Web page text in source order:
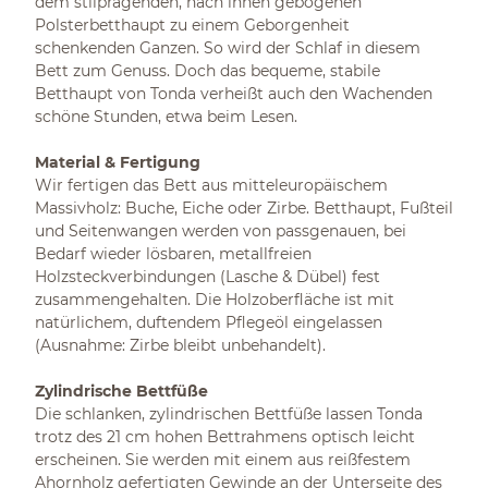
Polsterbetthaupt zu einem Geborgenheit
schenkenden Ganzen. So wird der Schlaf in diesem
Bett zum Genuss. Doch das bequeme, stabile
Betthaupt von Tonda verheißt auch den Wachenden
schöne Stunden, etwa beim Lesen.
Material & Fertigung
Wir fertigen das Bett aus mitteleuropäischem
Massivholz: Buche, Eiche oder Zirbe. Betthaupt, Fußteil
und Seitenwangen werden von passgenauen, bei
Bedarf wieder lösbaren, metallfreien
Holzsteckverbindungen (Lasche & Dübel) fest
zusammengehalten. Die Holzoberfläche ist mit
natürlichem, duftendem Pflegeöl eingelassen
(Ausnahme: Zirbe bleibt unbehandelt).
Zylindrische Bettfüße
Die schlanken, zylindrischen Bettfüße lassen Tonda
trotz des 21 cm hohen Bettrahmens optisch leicht
erscheinen. Sie werden mit einem aus reißfestem
Ahornholz gefertigten Gewinde an der Unterseite des